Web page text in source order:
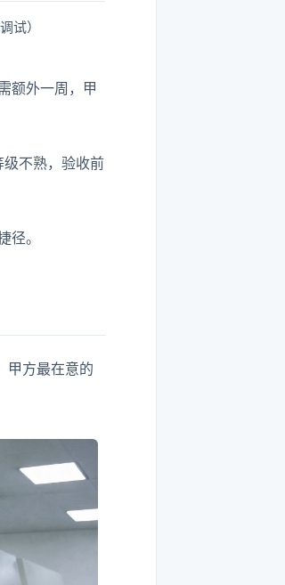
试）
额外一周，甲
不熟，验收前
。
甲方最在意的